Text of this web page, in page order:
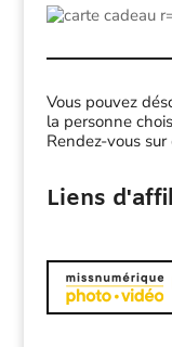
Vous pouvez
la personne
Rendez-vous sur
Liens